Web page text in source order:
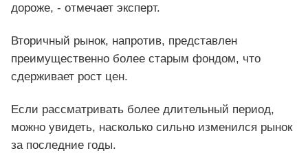
дороже, - отмечает эксперт.
Вторичный рынок, напротив, представлен
преимущественно более старым фондом, что
сдерживает рост цен.
Если рассматривать более длительный период,
можно увидеть, насколько сильно изменился рынок
за последние годы.